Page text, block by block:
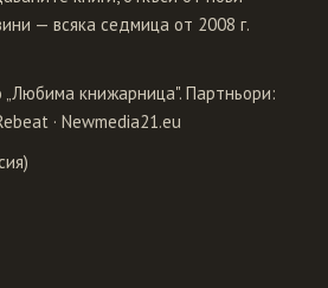
— всяка седмица от 2008 г.
книжарница". Партньори:
· Newmedia21.eu